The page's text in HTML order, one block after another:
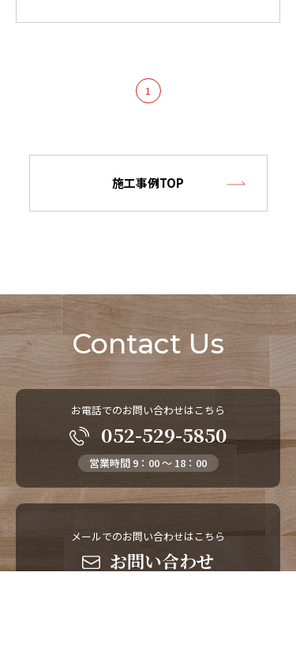
1
施工事例TOP
Contact Us
お電話でのお問い合わせはこちら
052-529-5850
営業時間 9：00 ～ 18：00
メールでのお問い合わせはこちら
お問い合わせ